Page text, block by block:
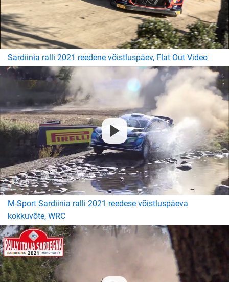
Sardiinia ralli 2021 reedene võistluspäev, Flat Out Video
M-Sport Sardiinia ralli 2021 reedese võistluspäeva
kokkuvõte, WRC